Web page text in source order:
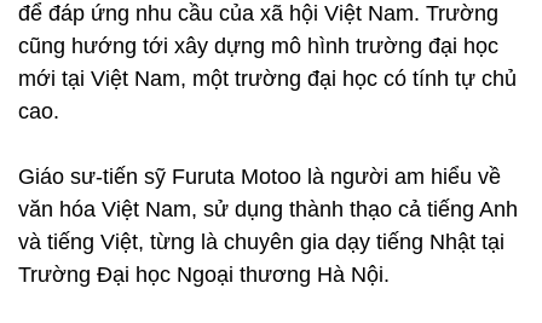
để đáp ứng nhu cầu của xã hội Việt Nam. Trường
cũng hướng tới xây dựng mô hình trường đại học
mới tại Việt Nam, một trường đại học có tính tự chủ
cao.
Giáo sư-tiến sỹ Furuta Motoo là người am hiểu về
văn hóa Việt Nam, sử dụng thành thạo cả tiếng Anh
và tiếng Việt, từng là chuyên gia dạy tiếng Nhật tại
Trường Đại học Ngoại thương Hà Nội.